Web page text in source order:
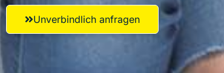
Unverbindlich anfragen